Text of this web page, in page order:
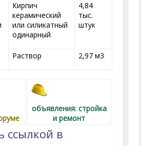
Кирпич
керамический
или силикатный
одинарный
4,84
тыс.
штук
Раствор 2,97 м3
объявления: стройка
и ремонт
ссылкой в